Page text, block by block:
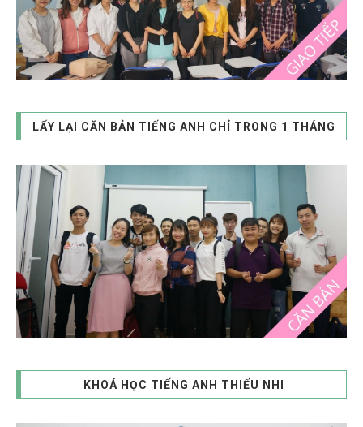
LẤY LẠI CĂN BẢN TIẾNG ANH CHỈ TRONG 1 THÁNG
KHOÁ HỌC TIẾNG ANH THIẾU NHI